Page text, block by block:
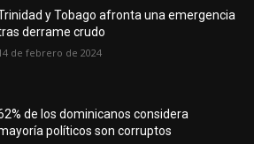
y Tobago afronta una emergencia
derrame crudo
de febrero de 2024
de los dominicanos considera
políticos son corruptos